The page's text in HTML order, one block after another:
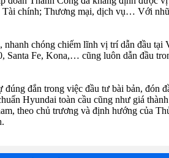
chính; Thương mại, dịch vụ… Với
chóng chiếm lĩnh vị trí dẫn đầu
Fe, Kona,… cũng luôn dẫn đầu
đắn trong việc đầu tư bài bản, đón
Hyundai toàn cầu cũng như giá
theo chủ trương và định hướng của